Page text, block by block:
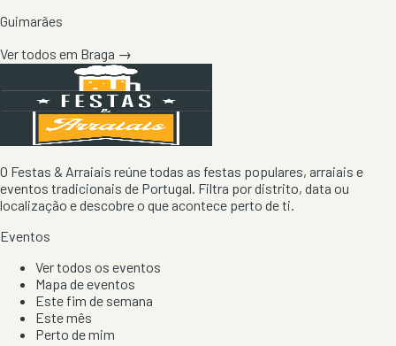
Guimarães
Ver todos em Braga →
O Festas & Arraiais reúne todas as festas populares, arraiais e
eventos tradicionais de Portugal. Filtra por distrito, data ou
localização e descobre o que acontece perto de ti.
Eventos
Ver todos os eventos
Mapa de eventos
Este fim de semana
Este mês
Perto de mim